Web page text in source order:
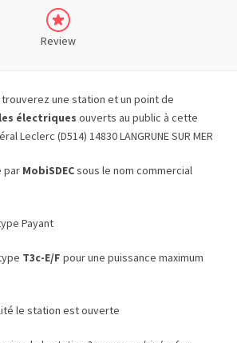
Review
trouverez une station et un point de
électriques ouverts au public à cette
Leclerc (D514) 14830 LANGRUNE SUR MER
par MobiSDECsous le nom commercial
Payant
T3c-E/F pour une puissance maximum
le station est ouverte